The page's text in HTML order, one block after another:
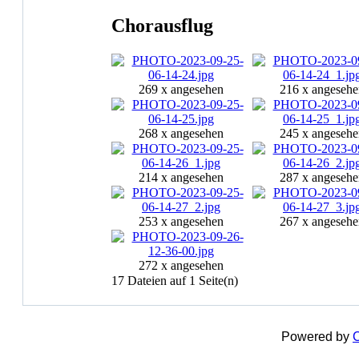
Chorausflug
269 x angesehen 216 x
268 x angesehen 245 x
214 x angesehen 287 x
253 x angesehen 267 x
272 x angesehen
17 Dateien auf 1 Seite(n)
Powered by